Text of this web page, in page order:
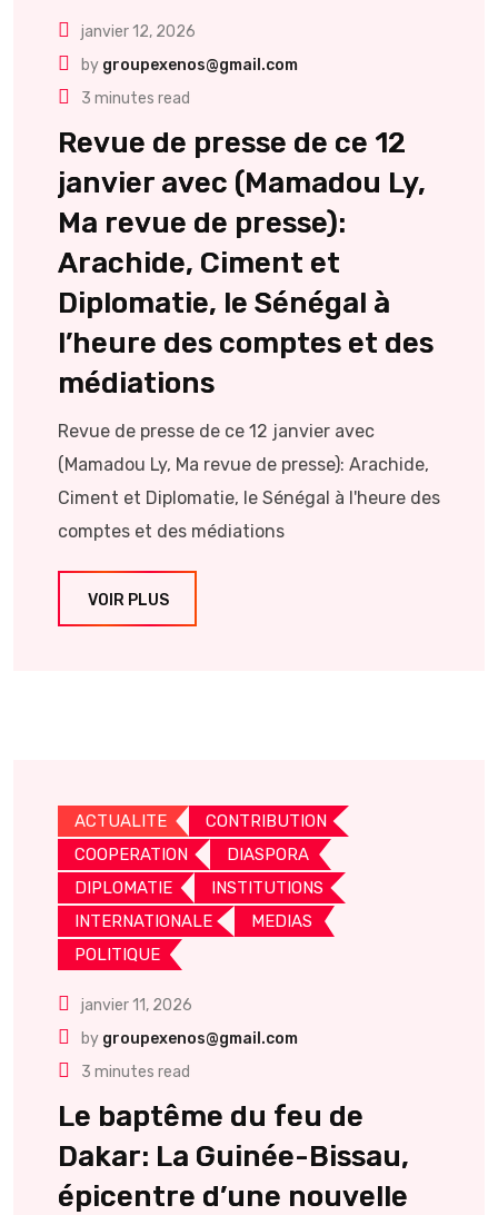
janvier 12, 2026
by groupexenos@gmail.com
3 minutes read
Revue de presse de ce 12
janvier avec (Mamadou Ly,
Ma revue de presse):
Arachide, Ciment et
Diplomatie, le Sénégal à
l’heure des comptes et des
médiations
Revue de presse de ce 12 janvier avec
(Mamadou Ly, Ma revue de presse): Arachide,
Ciment et Diplomatie, le Sénégal à l'heure des
comptes et des médiations
VOIR PLUS
ACTUALITE
CONTRIBUTION
COOPERATION
DIASPORA
DIPLOMATIE
INSTITUTIONS
INTERNATIONALE
MEDIAS
POLITIQUE
janvier 11, 2026
by groupexenos@gmail.com
3 minutes read
Le baptême du feu de
Dakar: La Guinée-Bissau,
épicentre d’une nouvelle